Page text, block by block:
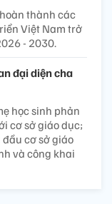
thành các
Việt Nam trở
- 2030.
đại diện cha
học sinh phản
cơ sở giáo dục;
cơ sở giáo
và công khai